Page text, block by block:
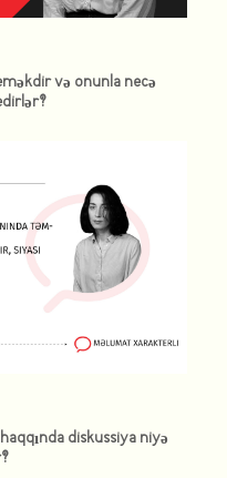
və onunla necə
diskussiya niyə